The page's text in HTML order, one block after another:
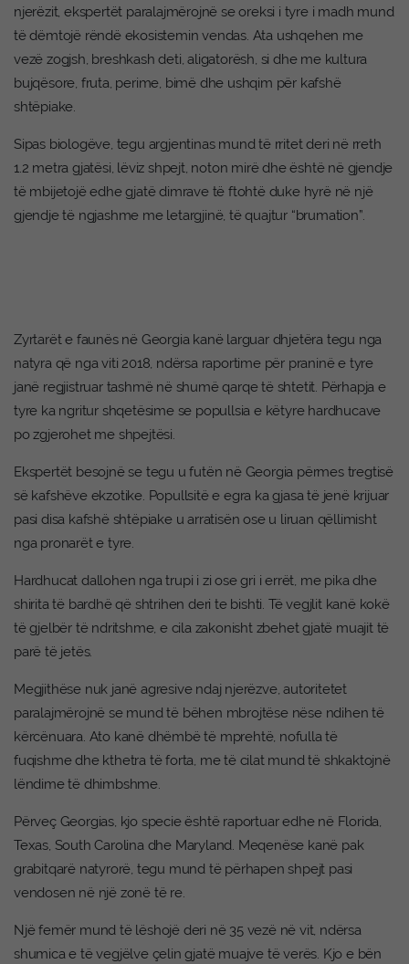
njerëzit, ekspertët paralajmërojnë se oreksi i tyre i madh mund
të dëmtojë rëndë ekosistemin vendas. Ata ushqehen me
vezë zogjsh, breshkash deti, aligatorësh, si dhe me kultura
bujqësore, fruta, perime, bimë dhe ushqim për kafshë
shtëpiake.
Sipas biologëve, tegu argjentinas mund të rritet deri në rreth
1.2 metra gjatësi, lëviz shpejt, noton mirë dhe është në gjendje
të mbijetojë edhe gjatë dimrave të ftohtë duke hyrë në një
gjendje të ngjashme me letargjinë, të quajtur “brumation”.
Zyrtarët e faunës në Georgia kanë larguar dhjetëra tegu nga
natyra që nga viti 2018, ndërsa raportime për praninë e tyre
janë regjistruar tashmë në shumë qarqe të shtetit. Përhapja e
tyre ka ngritur shqetësime se popullsia e këtyre hardhucave
po zgjerohet me shpejtësi.
Ekspertët besojnë se tegu u futën në Georgia përmes tregtisë
së kafshëve ekzotike. Popullsitë e egra ka gjasa të jenë krijuar
pasi disa kafshë shtëpiake u arratisën ose u liruan qëllimisht
nga pronarët e tyre.
Hardhucat dallohen nga trupi i zi ose gri i errët, me pika dhe
shirita të bardhë që shtrihen deri te bishti. Të vegjlit kanë kokë
të gjelbër të ndritshme, e cila zakonisht zbehet gjatë muajit të
parë të jetës.
Megjithëse nuk janë agresive ndaj njerëzve, autoritetet
paralajmërojnë se mund të bëhen mbrojtëse nëse ndihen të
kërcënuara. Ato kanë dhëmbë të mprehtë, nofulla të
fuqishme dhe kthetra të forta, me të cilat mund të shkaktojnë
lëndime të dhimbshme.
Përveç Georgias, kjo specie është raportuar edhe në Florida,
Texas, South Carolina dhe Maryland. Meqenëse kanë pak
grabitqarë natyrorë, tegu mund të përhapen shpejt pasi
vendosen në një zonë të re.
Një femër mund të lëshojë deri në 35 vezë në vit, ndërsa
shumica e të vegjëlve çelin gjatë muajve të verës. Kjo e bën